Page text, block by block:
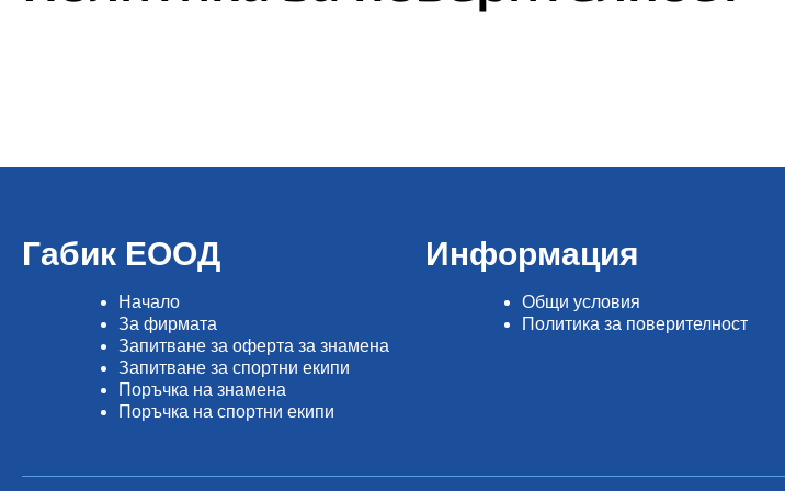
Габик ЕООД
Начало
Зa фирмата
Запитване за оферта за знамена
Запитване за спортни екипи
Поръчка на знамена
Поръчка на спортни екипи
Информация
Общи условия
Политика за поверителност